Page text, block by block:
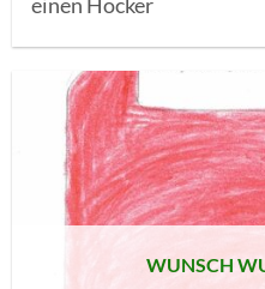
WUNSCH